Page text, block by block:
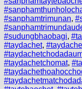
#sanphamtrimunan,
#sudungbhaobagi,
#taydachet,
#taydachetchomat,